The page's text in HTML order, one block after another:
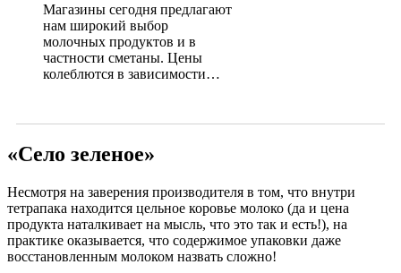
Магазины сегодня предлагают
нам широкий выбор
молочных продуктов и в
частности сметаны. Цены
колеблются в зависимости…
«Село зеленое»
Несмотря на заверения производителя в том, что внутри
тетрапака находится цельное коровье молоко (да и цена
продукта наталкивает на мысль, что это так и есть!), на
практике оказывается, что содержимое упаковки даже
восстановленным молоком назвать сложно!